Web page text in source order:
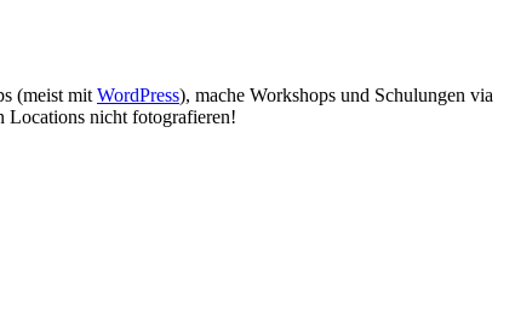
(meist mit WordPress), mache Workshops und Schulungen via
Locations nicht fotografieren!